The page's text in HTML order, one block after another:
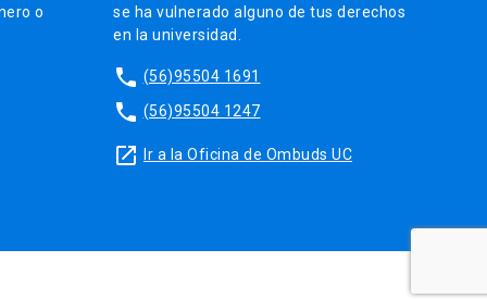
o
se ha vulnerado alguno de tus derechos
en la universidad.
phone (56)95504 1691
phone (56)95504 1247
launch Ir a la Oficina de Ombuds UC